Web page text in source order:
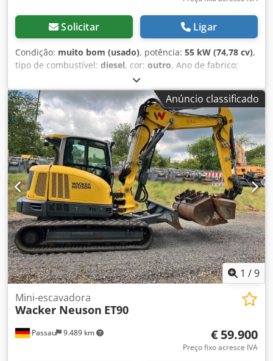
Solicitar Ligar
Condição: muito bom (usado), potência: 55 kW (74,78 cv),
tipo de combustível: diesel, cor: outro, Ano de fabrico:
, horas de funcionamento:
condicionado, Peso em vazio: 14.598 kg Dimensões (C x L x
A): 772 x 249 x 279 cm Marca do motor: Perkins Alcance
máximo: 873 cm Sistema de troca rápida: Sim Dksdezp Et
Sopfx Ak Dor Marcação CE: Sim Estado técnico: muito bom
Estado estético: muito bom = Outras opções e acessórios =
- 3º circuito hidráulico - Luzes de trabalho - Ventilador -
Esteiras de borracha - Função de martelo/classificação -
Troca rápida hidráulica - Rádio - Função de rotação -
Lâmina - Sinalização luminosa - Aquecimento do assento =
Notas = Transmissão Nível (Tier): Stage IV / Tier IV final
Geral País de produção: Áustria Sistema de inclinação com
troca rápida hidráulica, 3 conchas de escavação, ar
condicionado, esteiras de borracha, câmara.
Anúncio classificado
1 /9
Passau 9.489 km
Mini-escavadora
Wacker Neuson ET90
€ 59.900
Preço fixo acresce IVA